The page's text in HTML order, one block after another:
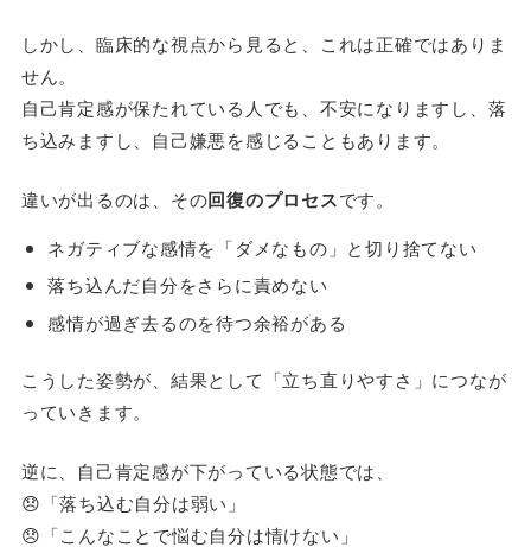
しかし、臨床的な視点から見ると、これは正確ではありま
せん。
自己肯定感が保たれている人でも、不安になりますし、落
ち込みますし、自己嫌悪を感じることもあります。
違いが出るのは、その回復のプロセスです。
ネガティブな感情を「ダメなもの」と切り捨てない
落ち込んだ自分をさらに責めない
感情が過ぎ去るのを待つ余裕がある
こうした姿勢が、結果として「立ち直りやすさ」につなが
っていきます。
逆に、自己肯定感が下がっている状態では、
😞「落ち込む自分は弱い」
😞「こんなことで悩む自分は情けない」